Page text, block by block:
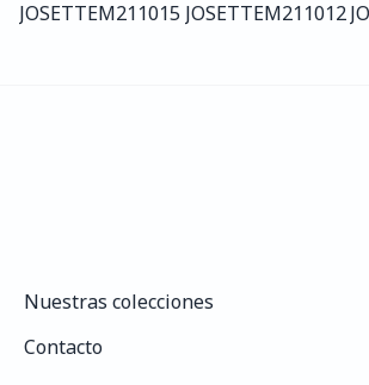
JOSETTEM211015 JOSETTEM211012
Nuestras colecciones
Contacto